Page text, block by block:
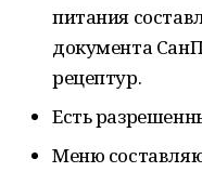
питания
документа
рецептур.
Есть
Меню